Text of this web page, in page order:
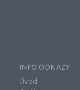
INFO ODKAZY
Úvod